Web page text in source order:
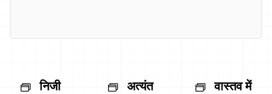
निजी
अत्यंत
वास्तव में